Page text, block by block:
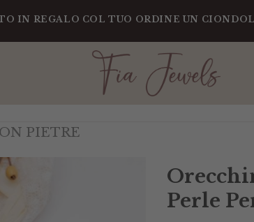
COL TUO ORDINE UN CIONDOLO
PIETRE
Perle